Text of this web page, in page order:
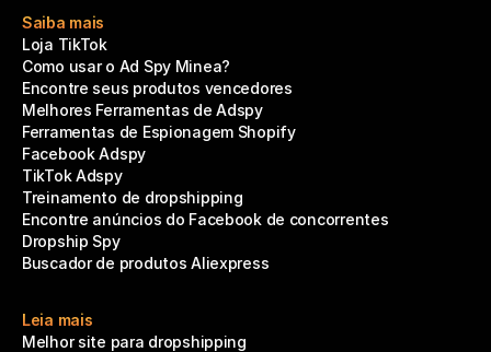
Saiba mais
Loja TikTok
Como usar o Ad Spy Minea?
Encontre seus produtos vencedores
Melhores Ferramentas de Adspy
Ferramentas de Espionagem Shopify
Facebook Adspy
TikTok Adspy
Treinamento de dropshipping
Encontre anúncios do Facebook de concorrentes
Dropship Spy
Buscador de produtos Aliexpress
Leia mais
Melhor site para dropshipping